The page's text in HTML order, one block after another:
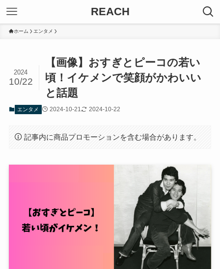
REACH
ホーム エンタメ
【画像】おすぎとピーコの若い
頃！イケメンで笑顔がかわいい
と話題
2024
10/22
エンタメ 2024-10-21 2024-10-22
記事内に商品プロモーションを含む場合があります。